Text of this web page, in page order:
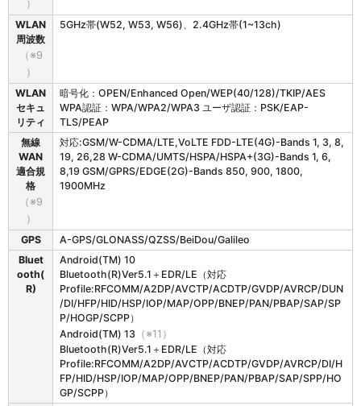
の
通
信
）
WLAN
周波数
（※9
）
5GHz帯(W52, W53, W56)、2.4GHz帯(1~13ch)
WLAN
セキュ
リティ
暗号化：OPEN/Enhanced Open/WEP(40/128)/TKIP/AES
WPA認証：WPA/WPA2/WPA3 ユーザ認証：PSK/EAP-
TLS/PEAP
無線
WAN
適合規
格
（※9
）
対応:GSM/W-CDMA/LTE,VoLTE FDD-LTE(4G)-Bands 1, 3, 8,
19, 26,28 W-CDMA/UMTS/HSPA/HSPA+(3G)-Bands 1, 6,
8,19 GSM/GPRS/EDGE(2G)-Bands 850, 900, 1800,
1900MHz
GPS
A-GPS/GLONASS/QZSS/BeiDou/Galileo
Bluet
ooth(
R)
Android(TM) 10
Bluetooth(R)Ver5.1＋EDR/LE（対応
Profile:RFCOMM/A2DP/AVCTP/ACDTP/GVDP/AVRCP/DUN
/DI/HFP/HID/HSP/IOP/MAP/OPP/BNEP/PAN/PBAP/SAP/SP
P/HOGP/SCPP）
Android(TM) 13 （※11）
Bluetooth(R)Ver5.1＋EDR/LE（対応
Profile:RFCOMM/A2DP/AVCTP/ACDTP/GVDP/AVRCP/DI/H
FP/HID/HSP/IOP/MAP/OPP/BNEP/PAN/PBAP/SAP/SPP/HO
GP/SCPP）